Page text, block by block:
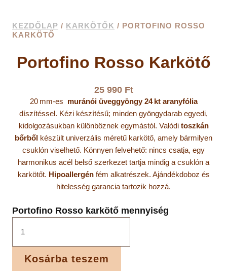
KEZDŐLAP / KARKÖTŐK / PORTOFINO ROSSO
KARKÖTŐ
Portofino Rosso Karkötő
25 990 Ft
20 mm-es muránói üveggyöngy 24 kt aranyfólia
díszítéssel. Kézi készítésű; minden gyöngydarab egyedi,
kidolgozásukban különböznek egymástól. Valódi toszkán
bőrből készült univerzális méretű karkötő, amely bármilyen
csuklón viselhető. Könnyen felvehető: nincs csatja, egy
harmonikus acél belső szerkezet tartja mindig a csuklón a
karkötőt. Hipoallergénfém alkatrészek. Ajándékdoboz és
hitelesség garancia tartozik hozzá.
Portofino Rosso karkötő mennyiség
Kosárba teszem